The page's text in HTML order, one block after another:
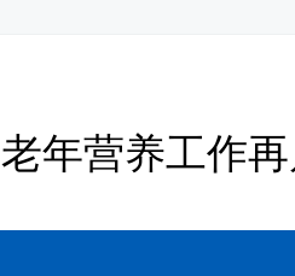
老年营养工作